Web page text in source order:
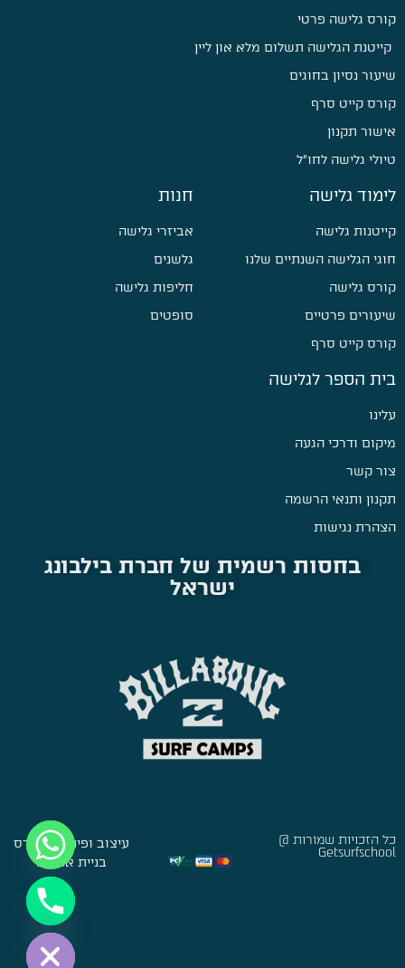
קורס גלישה פרטי
קייטנת הגלישה תשלום מלא און ליין
שיעור נסיון בחוגים
קורס קייט סרף
אישור תקנון
טיולי גלישה לחו״ל
לימוד גלישה
קייטנות גלישה
חוגי הגלישה השנתיים שלנו
קורס גלישה
שיעורים פרטיים
קורס קייט סרף
חנות
אביזרי גלישה
גלשנים
חליפות גלישה
סופטים
בית הספר לגלישה
עלינו
מיקום ודרכי הגעה
צור קשר
תקנון ותנאי הרשמה
הצהרת נגישות
בחסות רשמית של חברת בילבונג
ישראל
כל הזכויות שמורות @
Getsurfschool
עיצוב ופיתוח:סברס
בניית אתרים
Hide chaty